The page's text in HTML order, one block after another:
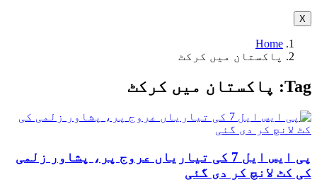
X
Home
پاکستان میں کرکٹ
Tag: پاکستان میں کرکٹ
پی ایس ایل 7 کی تیاریاں عروج پر، پشاور زلمی
کی کٹ لانچ کر دی گئی